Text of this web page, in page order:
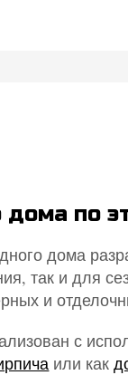
дома по
дома
так и для
и
с
или как